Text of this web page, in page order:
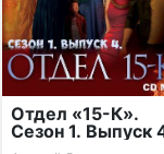
Отдел «15-К».
Сезон 1. Выпуск